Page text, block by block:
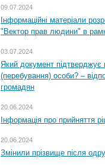
09.07.2024
Інформаційні матеріали
"Вектор прав людини" в
03.07.2024
Який документ підтверджує
(перебування) особи? –
громадян
20.06.2024
Інформація про прийняття
20.06.2024
Змінили прізвище після